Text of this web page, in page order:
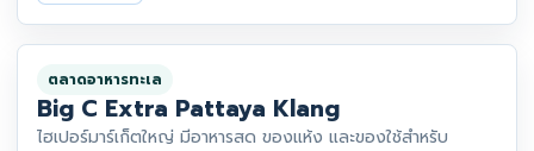
ตลาดอาหารทะเล
Big C Extra Pattaya Klang
ไฮเปอร์มาร์เก็ตใหญ่ มีอาหารสด ของแห้ง และของใช้สำหรับ